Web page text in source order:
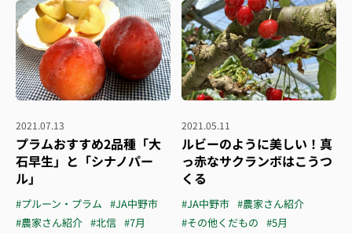
2021.07.13
プラムおすすめ2品種「大
石早生」と「シナノパー
ル」
#プルーン・プラム #JA中野市
#農家さん紹介 #北信 #7月
2021.05.11
ルビーのように美しい！真
っ赤なサクランボはこうつ
くる
#JA中野市 #農家さん紹介
#その他くだもの #5月